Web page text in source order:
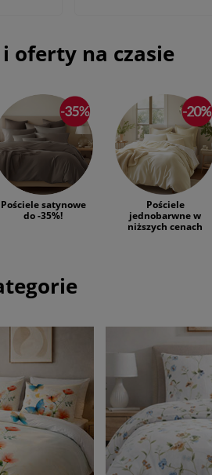
oferty na czasie
Pościele satynowe
do -35%!
Pościele
jednobarwne w
niższych cenach